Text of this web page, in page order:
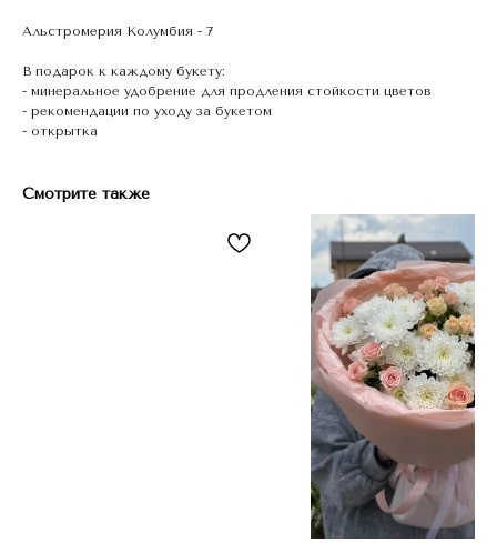
Альстромерия Колумбия - 7
В подарок к каждому букету:
- минеральное удобрение для продления стойкости цветов
- рекомендации по уходу за букетом
- открытка
Смотрите также